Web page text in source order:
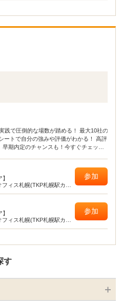
で圧倒的な場数が踏める！ 最大10社の
ートで自分の強みや評価がわかる！ 高評
期内定のチャンスも！今すぐチェック
ィス札幌(TKP札幌駅カン
参加
ィス札幌(TKP札幌駅カン
参加
す